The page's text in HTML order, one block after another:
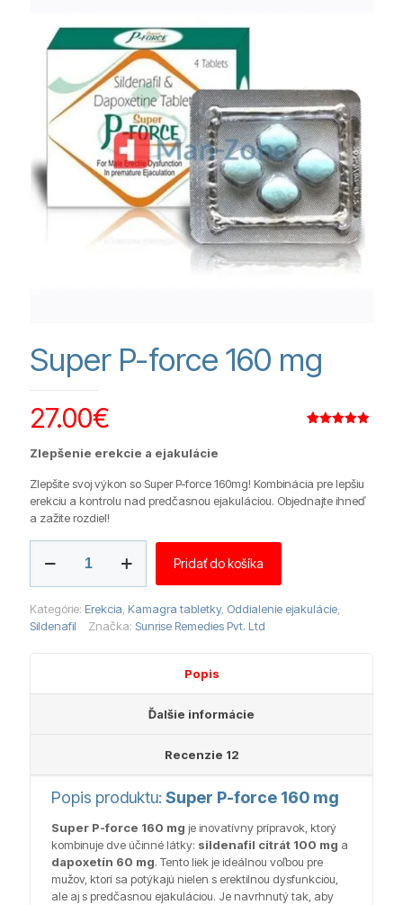
Super P-force 160 mg
recenzií
27.00€
Zlepšenie erekcie a ejakulácie
Zlepšite svoj výkon so Super P-force 160mg! Kombinácia pre lepšiu
erekciu a kontrolu nad predčasnou ejakuláciou. Objednajte ihneď
a zažite rozdiel!
Super
160
mg
Pridať do košíka
Kategórie: Erekcia Kamagra tabletky, Oddialenie ejakulácie
Sildenafil
Značka: Sunrise Remedies Pvt. Ltd
Popis
Ďalšie informácie
Recenzie 12
Popis produktu:Super P-force 160 mg
Super P-force 160 mg je inovatívny prípravok, ktorý
kombinuje dve účinné látky: sildenafil citrát 100 mg a
dapoxetín 60 mg. Tento liek je ideálnou voľbou pre
mužov, ktorí sa potýkajú nielen s erektilnou dysfunkciou,
ale aj s predčasnou ejakuláciou. Je navrhnutý tak, aby